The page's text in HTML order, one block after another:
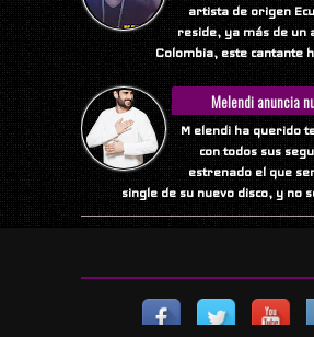
artista de origen
reside, ya más de un
Colombia, este cantante
Melendi anuncia
M elendi ha querido
con todos sus
estrenado el que
single de su nuevo disco, y no